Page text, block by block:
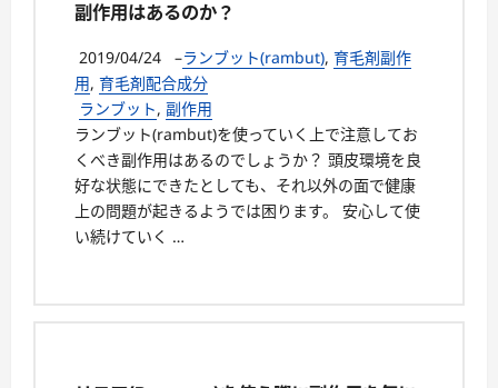
副作用はあるのか？
2019/04/24 –ランブット(rambut), 育毛剤副作
用, 育毛剤配合成分
ランブット, 副作用
ランブット(rambut)を使っていく上で注意してお
くべき副作用はあるのでしょうか？ 頭皮環境を良
好な状態にできたとしても、それ以外の面で健康
上の問題が起きるようでは困ります。 安心して使
い続けていく …